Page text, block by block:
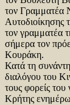
τον Γραμματέα
Αυτοδιοίκησης
τον γραμματέα
σήμερα τον
Κουράκη.
Κατά τη
διαλόγου του
τους φορείς
Κρήτης